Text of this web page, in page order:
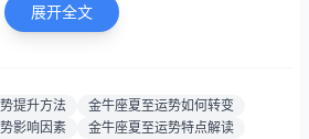
运势如虹，收入稳定增长，四颗
起伏大且难以预测）
展开全文
提升方法
金牛座夏至运势如何转变
影响因素
金牛座夏至运势特点解读